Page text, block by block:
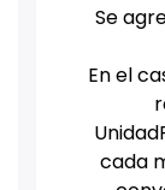
Se
En el
cada